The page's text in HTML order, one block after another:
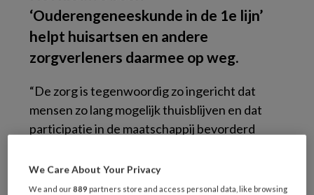
‘Ouderengeneeskunde in de 1e lijn’
helpt huisartsen en andere
zorgverleners daarmee op weg.
“De zorg is tegenwoordig zo ingericht dat
mensen zo lang mogelijk thuisblijven en dat
participatie in de maatschappij bevorderd
boek en hoofd van de vakgroep
huisartsgeneeskunde in Maastricht. “Dit
We Care About Your Privacy
We and our889 partners store and access personal data, like browsing